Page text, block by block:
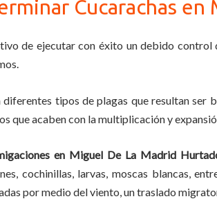
Cucarachas
de ejecutar con éxito un debido control
diferentes tipos de plagas que resultan ser
que acaben con la multiplicación y
en Miguel De La Madrid
cochinillas, larvas, moscas blancas,
por medio del viento, un traslado